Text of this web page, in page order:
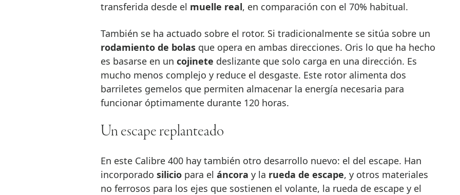
transferida desde el muelle real, en comparación con el 70% habitual.
También se ha actuado sobre el rotor. Si tradicionalmente se sitúa sobre un
rodamiento de bolasque opera en ambas direcciones. Oris lo que ha hecho
es basarse en un cojinete deslizante que solo carga en una dirección. Es
mucho menos complejo y reduce el desgaste. Este rotor alimenta dos
barriletes gemelos que permiten almacenar la energía necesaria para
funcionar óptimamente durante 120 horas.
Un escape replanteado
En este Calibre 400 hay también otro desarrollo nuevo: el del escape. Han
incorporado siliciopara el áncora y la rueda de escape, y otros materiales
no ferrosos para los ejes que sostienen el volante, la rueda de escape y el